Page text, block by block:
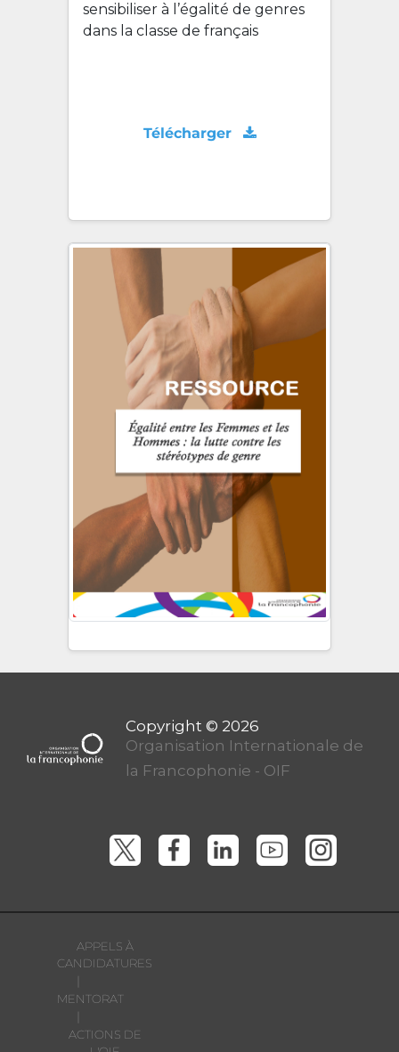
sensibiliser à l’égalité de genres
dans la classe de français
Télécharger
APPELS À
CANDIDATURES
MENTORAT
ACTIONS DE
Organisation Internationale de
la Francophonie - OIF